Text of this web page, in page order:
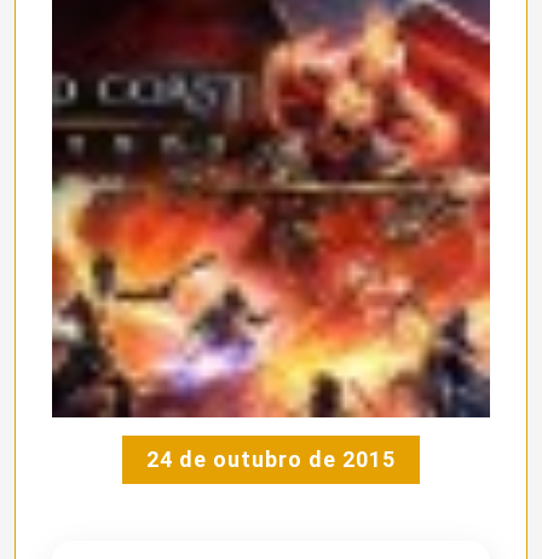
24 de outubro de 2015